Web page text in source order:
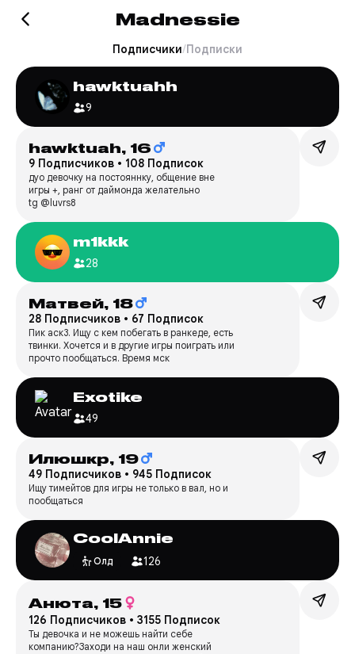
Madnessie
Подписчики/Подписки
hawktuahh
9
hawktuah, 16
9 Подписчиков • 108 Подписок
дуо девочку на постояннку, общение вне
игры +, ранг от даймонда желательно
tg @luvrs8
m1kkk
28
Матвей, 18
28 Подписчиков • 67 Подписок
Пик аск3. Ищу с кем побегать в ранкеде, есть
твинки. Хочется и в другие игры поиграть или
прочто пообщаться. Время мск
Exotike
49
Илюшкр, 19
49 Подписчиков • 945 Подписок
Ищу тимейтов для игры не только в вал, но и
пообщаться
CoolAnnie
Олд 126
Анюта, 15
126 Подписчиков • 3155 Подписок
Ты девочка и не можешь найти себе
компанию?Заходи на наш онли женский